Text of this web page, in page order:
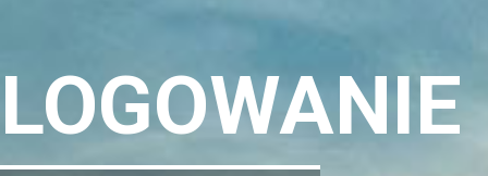
LOGOWANIE